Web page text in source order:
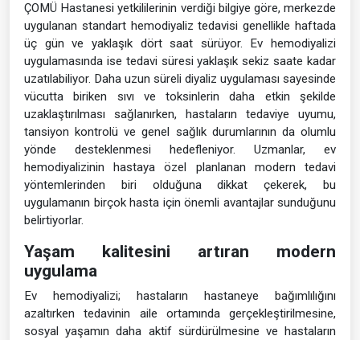
ÇOMÜ Hastanesi yetkililerinin verdiği bilgiye göre, merkezde
uygulanan standart hemodiyaliz tedavisi genellikle haftada
üç gün ve yaklaşık dört saat sürüyor. Ev hemodiyalizi
uygulamasında ise tedavi süresi yaklaşık sekiz saate kadar
uzatılabiliyor. Daha uzun süreli diyaliz uygulaması sayesinde
vücutta biriken sıvı ve toksinlerin daha etkin şekilde
uzaklaştırılması sağlanırken, hastaların tedaviye uyumu,
tansiyon kontrolü ve genel sağlık durumlarının da olumlu
yönde desteklenmesi hedefleniyor. Uzmanlar, ev
hemodiyalizinin hastaya özel planlanan modern tedavi
yöntemlerinden biri olduğuna dikkat çekerek, bu
uygulamanın birçok hasta için önemli avantajlar sunduğunu
belirtiyorlar.
Yaşam kalitesini artıran modern
uygulama
Ev hemodiyalizi; hastaların hastaneye bağımlılığını
azaltırken tedavinin aile ortamında gerçekleştirilmesine,
sosyal yaşamın daha aktif sürdürülmesine ve hastaların